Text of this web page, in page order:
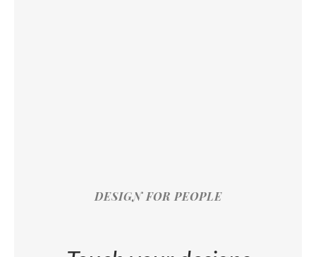
DESIGN FOR PEOPLE